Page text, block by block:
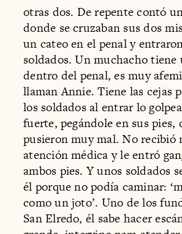
otras dos. De repente contó
donde se cruzaban sus dos
un cateo en el penal y
soldados. Un muchacho tiene
dentro del penal, es muy
llaman Annie. Tiene las cejas
los soldados al entrar lo
fuerte, pegándole en sus pies,
pusieron muy mal. No recibió
atención médica y le entró
ambos pies. Y unos soldados
él porque no podía caminar:
como un joto’. Uno de los
San Elredo, él sabe hacer